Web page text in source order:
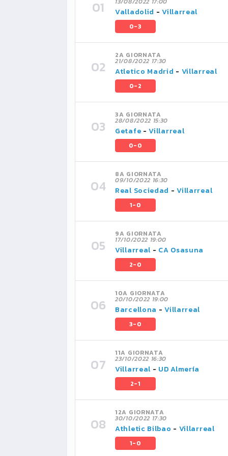
Valladolid -Villarreal
0-3
2A GIORNATA
21/08/2022 17:30
Atletico Madrid - Villarreal
0-2
3A GIORNATA
28/08/2022 15:30
Getafe -Villarreal
0-0
8A GIORNATA
09/10/2022 16:30
Real Sociedad -Villarreal
1-0
9A GIORNATA
17/10/2022 19:00
Villarreal - CA Osasuna
2-0
10A GIORNATA
20/10/2022 19:00
Barcellona -Villarreal
3-0
11A GIORNATA
23/10/2022 16:30
Villarreal - UD Almería
2-1
12A GIORNATA
30/10/2022 17:30
Athletic Bilbao - Villarreal
1-0